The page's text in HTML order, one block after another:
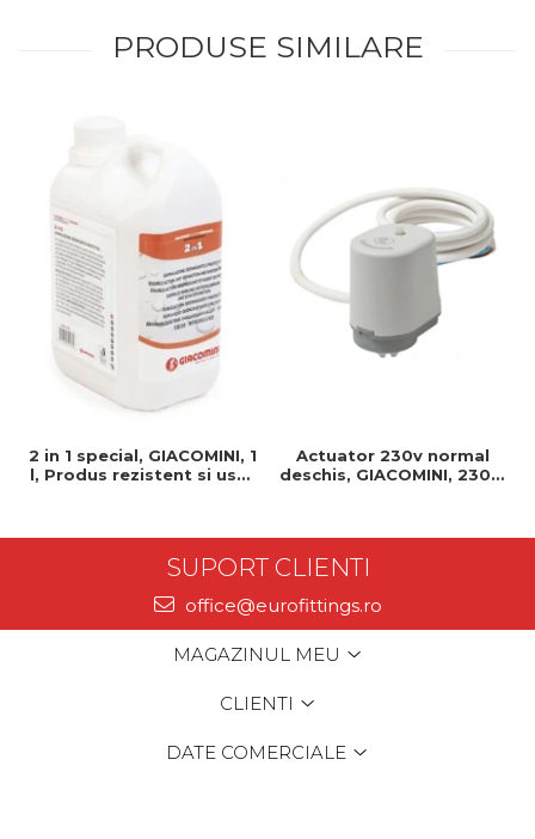
PRODUSE SIMILARE
2 in 1 special, GIACOMINI, 1
l, Produs rezistent si usor
Actuator 230v normal
deschis, GIACOMINI, 230v,
SUPORT CLIENTI
office@eurofittings.ro
MAGAZINUL MEU
CLIENTI
DATE COMERCIALE